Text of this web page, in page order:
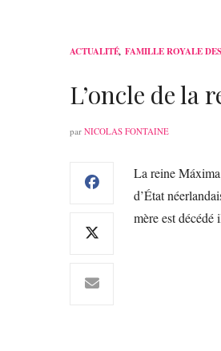
ACTUALITÉ, FAMILLE ROYALE
L’oncle de la
par NICOLAS FONTAINE
La reine
d’État
mère est